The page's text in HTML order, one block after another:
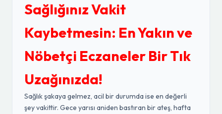
Sağlığınız Vakit
Kaybetmesin: En Yakın ve
Nöbetçi Eczaneler Bir Tık
Uzağınızda!
Sağlık şakaya gelmez, acil bir durumda ise en değerli
şey vakittir. Gece yarısı aniden bastıran bir ateş, hafta